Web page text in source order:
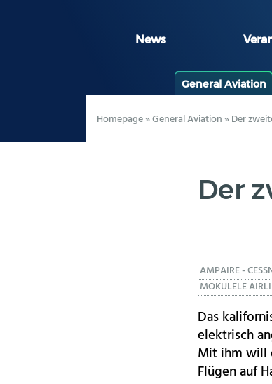
News
General Aviation
Homepage»General Aviation »Der
Der
AMPAIRE-
MOKULELE
Das
elektrisch
Mit ihm will
Flügen auf